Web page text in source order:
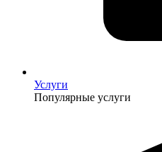
Услуги
Популярные услуги